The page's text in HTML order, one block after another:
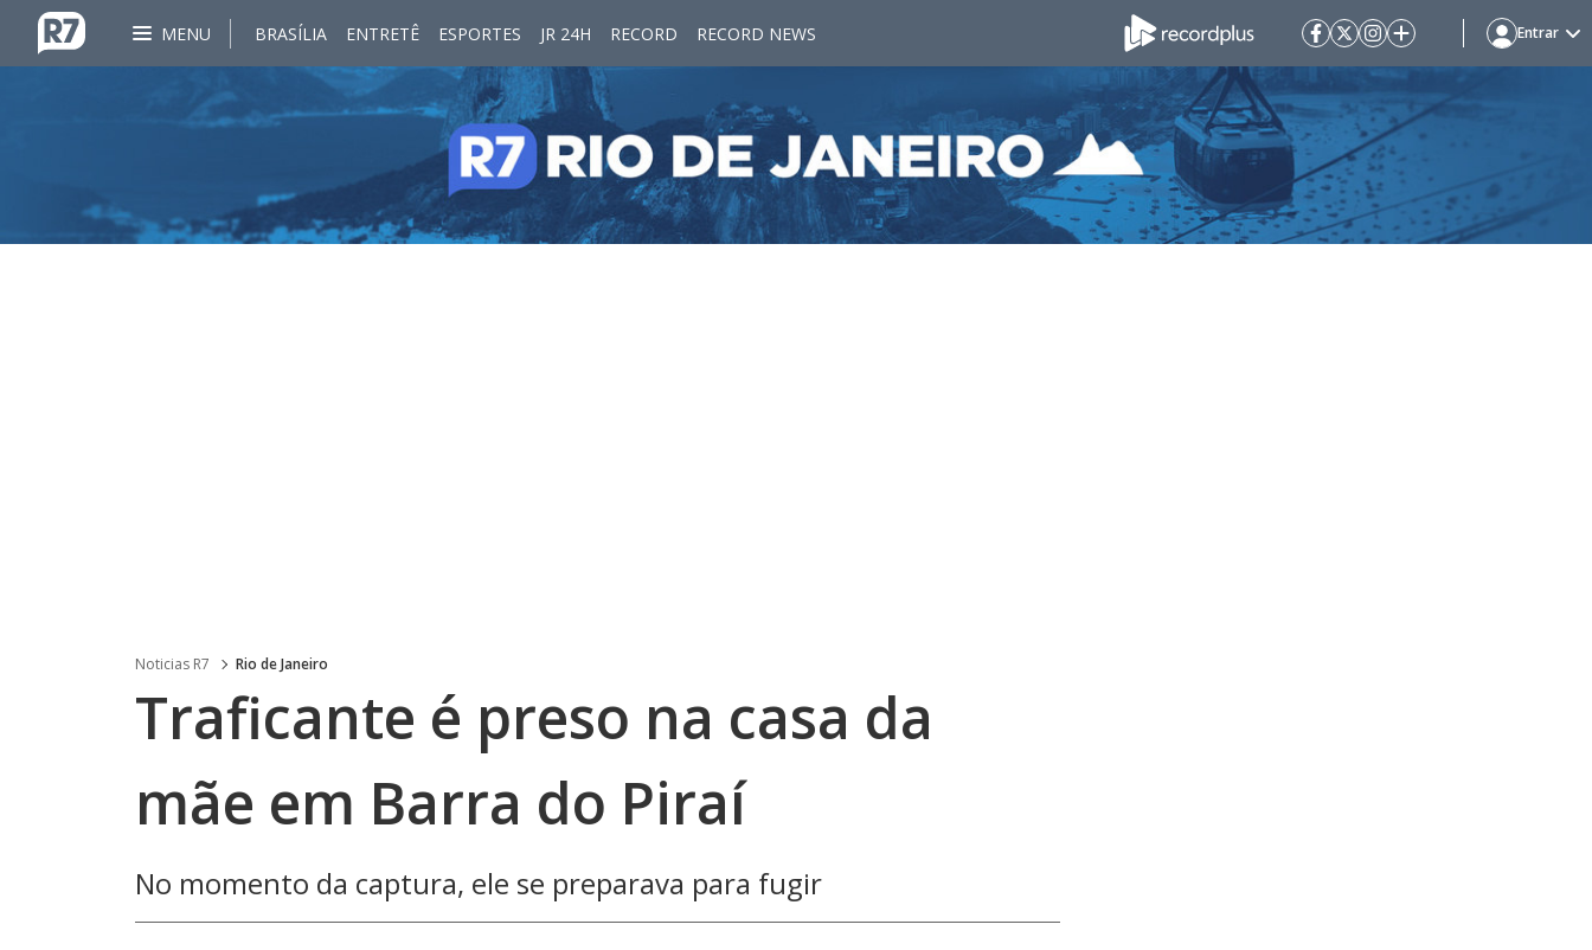
MENU BRASÍLIA ENTRETÊ ESPORTES JR 24H RECORD RECORD NEWS Entrar
Noticias R7 Rio de Janeiro
Traficante é preso na casa da
mãe em Barra do Piraí
No momento da captura, ele se preparava para fugir